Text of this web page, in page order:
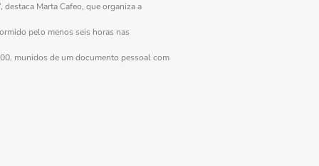
Marta Cafeo, que organiza a
pelo menos seis horas nas
munidos de um documento pessoal com